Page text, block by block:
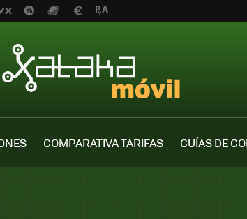
COMPARATIVA TARIFAS
GUÍAS DE